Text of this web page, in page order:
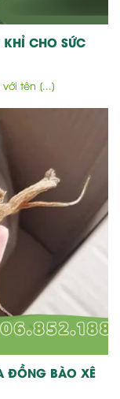
KHỈ CHO SỨC
tên [...]
ĐỒNG BÀO XÊ